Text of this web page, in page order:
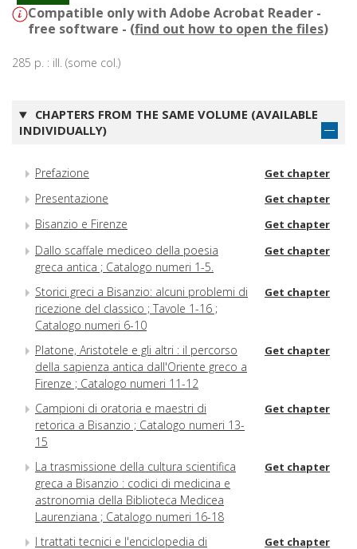
Compatible only with Adobe Acrobat Reader -
free software - (find out how to open the files)
285 p. : ill. (some col.)
CHAPTERS FROM THE SAME VOLUME (AVAILABLE
INDIVIDUALLY)
Prefazione Get chapter
Presentazione Get chapter
Bisanzio e Firenze Get chapter
Dallo scaffale mediceo della poesia
greca antica ; Catalogo numeri 1-5.
Get chapter
Storici greci a Bisanzio: alcuni problemi di
ricezione del classico ; Tavole 1-16 ;
Catalogo numeri 6-10
Get chapter
Platone, Aristotele e gli altri : il percorso
della sapienza antica dall'Oriente greco a
Firenze ; Catalogo numeri 11-12
Get chapter
Campioni di oratoria e maestri di
retorica a Bisanzio ; Catalogo numeri 13-
15
Get chapter
La trasmissione della cultura scientifica
greca a Bisanzio : codici di medicina e
astronomia della Biblioteca Medicea
Laurenziana ; Catalogo numeri 16-18
Get chapter
I trattati tecnici e l'enciclopedia di
Get chapter